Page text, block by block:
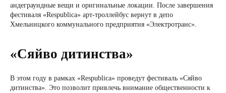
андеграундные вещи и оригинальные локации. После завершения
фестиваля «Respublica» арт-троллейбус вернут в депо
Хмельницкого коммунального предприятия «Электротранс».
«Сяйво дитинства»
В этом году в рамках «Respublica» проведут фестиваль «Сяйво
дитинства». Это позволит привлечь внимание общественности к